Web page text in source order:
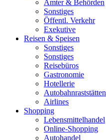
Ämter & Behörden
Sonstiges
Öffentl. Verkehr
Exekutive
Reisen & Speisen
Sonstiges
Sonstiges
Reisebüros
Gastronomie
Hotellerie
Autobahnraststätten
Airlines
Shopping
Lebensmittelhandel
Online-Shopping
Autohandel